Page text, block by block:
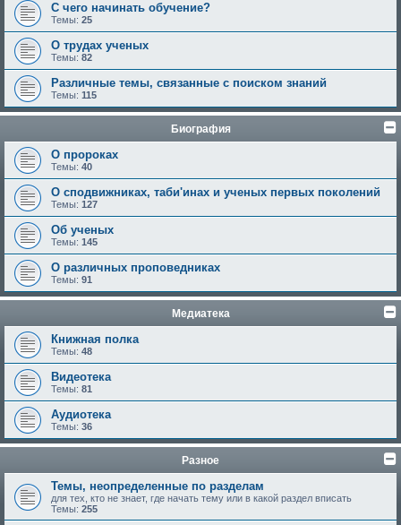
С чего начинать обучение?
Темы: 25
О трудах ученых
Темы: 82
Различные темы, связанные с поиском знаний
Темы: 115
Биография
О пророках
Темы: 40
О сподвижниках, таби'инах и ученых первых поколений
Темы: 127
Об ученых
Темы: 145
О различных проповедниках
Темы: 91
Медиатека
Книжная полка
Темы: 48
Видеотека
Темы: 81
Аудиотека
Темы: 36
Разное
Темы, неопределенные по разделам
для тех, кто не знает, где начать тему или в какой раздел вписать
Темы: 255